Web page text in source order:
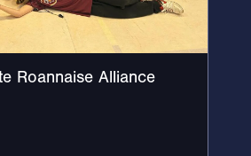
Roannaise Alliance